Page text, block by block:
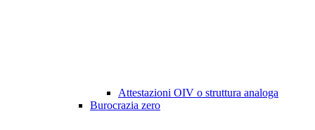
Attestazioni OIV o struttura analoga
Burocrazia zero